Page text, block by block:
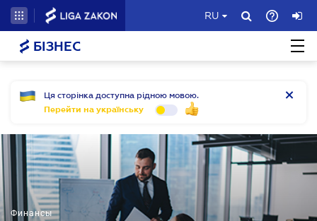
RU
БІЗНЕС
Ця сторінка доступна рідною мовою.
Перейти на українську
Финансы